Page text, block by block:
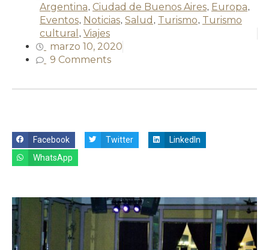
Argentina, Ciudad de Buenos Aires, Europa,
Eventos, Noticias, Salud , Turismo, Turismo
cultural , Viajes
marzo 10, 2020
9 Comments
Facebook Twitter
LinkedIn
WhatsApp